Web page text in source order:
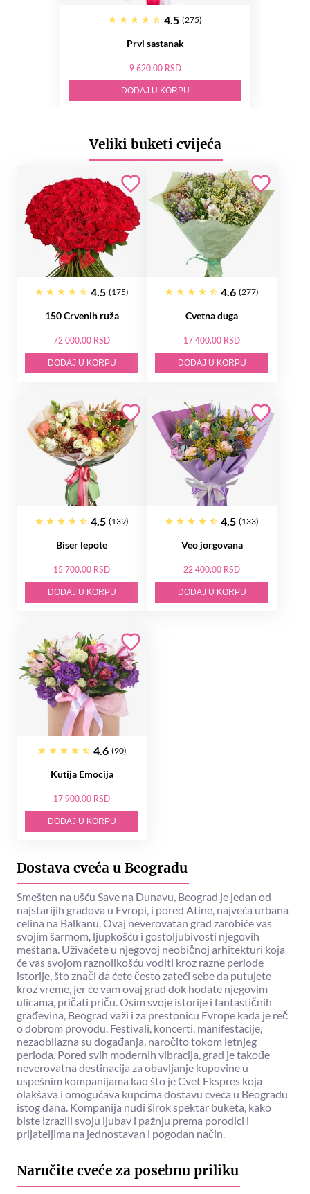
4.5 (275)
Prvi sastanak
9 620.00 RSD
DODAJ U KORPU
Veliki buketi cvijeća
4.5 (175)
150 Crvenih ruža
72 000.00 RSD
DODAJ U KORPU
4.6 (277)
Cvetna duga
17 400.00 RSD
DODAJ U KORPU
4.5 (139)
Biser lepote
15 700.00 RSD
DODAJ U KORPU
4.5 (133)
Veo jorgovana
22 400.00 RSD
DODAJ U KORPU
4.6 (90)
Kutija Emocija
17 900.00 RSD
DODAJ U KORPU
Dostava cveća u Beogradu
Smešten na ušću Save na Dunavu, Beograd je jedan od
najstarijih gradova u Evropi, i pored Atine, najveća urbana
celina na Balkanu. Ovaj neverovatan grad zarobiće vas
svojim šarmom, ljupkošću i gostoljubivosti njegovih
meštana. Uživaćete u njegovoj neobičnoj arhitekturi koja
će vas svojom raznolikošću voditi kroz razne periode
istorije, što znači da ćete često zateći sebe da putujete
kroz vreme, jer će vam ovaj grad dok hodate njegovim
ulicama, pričati priču. Osim svoje istorije i fantastičnih
građevina, Beograd važi i za prestonicu Evrope kada je reč
o dobrom provodu. Festivali, koncerti, manifestacije,
nezaobilazna su događanja, naročito tokom letnjeg
perioda. Pored svih modernih vibracija, grad je takođe
neverovatna destinacija za obavljanje kupovine u
uspešnim kompanijama kao što je Cvet Ekspres koja
olakšava i omogućava kupcima dostavu cveća u Beogradu
istog dana. Kompanija nudi širok spektar buketa, kako
biste izrazili svoju ljubav i pažnju prema porodici i
prijateljima na jednostavan i pogodan način.
Naručite cveće za posebnu priliku